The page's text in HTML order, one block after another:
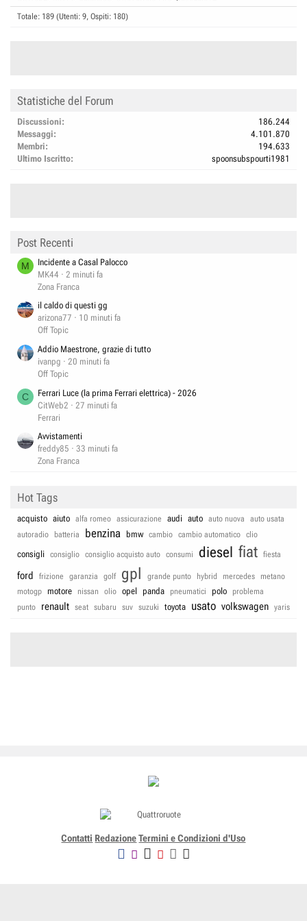
Totale: 189 (Utenti: 9, Ospiti: 180)
Statistiche del Forum
Discussioni
186.244
Messaggi
4.101.870
Membri
194.633
Ultimo Iscritto
spoonsubspourti1981
Post Recenti
M
Incidente a Casal Palocco
MK44
2 minuti fa
Zona Franca
il caldo di questi gg
arizona77
10 minuti fa
Off Topic
Addio Maestrone, grazie di tutto
ivanpg
20 minuti fa
Off Topic
C
Ferrari Luce (la prima Ferrari elettrica) - 2026
CitWeb2
27 minuti fa
Ferrari
Avvistamenti
freddy85
33 minuti fa
Zona Franca
Hot Tags
acquisto aiuto alfa romeo assicurazione audi auto auto nuova
auto usata
autoradio
batteria benzina bmw cambio cambio automatico clio
consigli consiglio consiglio acquisto auto consumi diesel fiat fiesta
ford frizione garanzia golf gpl grande punto hybrid mercedes
metano
motogp
motore nissan olio opel panda pneumatici polo
problema
punto
renault seat subaru suv suzuki toyota usato volkswagen yaris
Contatti Redazione Termini e Condizioni d'Uso